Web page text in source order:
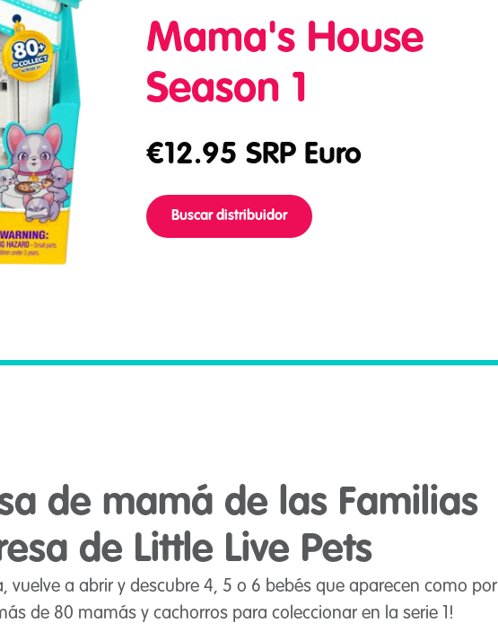
Mama's House
Season 1
€12.95 SRP Euro
Buscar distribuidor
de mamá de las Familias
de Little Live Pets
vuelve a abrir y descubre 4, 5 o 6 bebés que aparecen como por
de 80 mamás y cachorros para coleccionar en la serie 1!